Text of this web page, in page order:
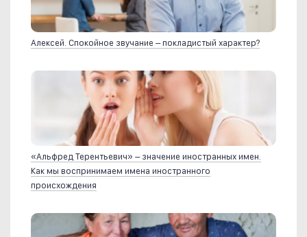
Алексей. Спокойное звучание – покладистый характер?
«Альфред Терентьевич» – значение иностранных имен.
Как мы воспринимаем имена иностранного
происхождения